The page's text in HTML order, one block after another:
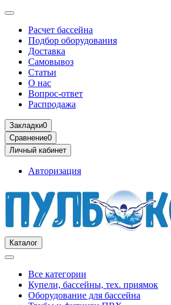
Расчет бассейна
Подбор оборудования
Доставка
Самовывоз
Статьи
О нас
Вопрос-ответ
Распродажа
Закладки0
Сравнение0
Личный кабинет
Авторизация
Каталог
Все категории
Купели, бассейны, тех. приямок
Оборудование для бассейна